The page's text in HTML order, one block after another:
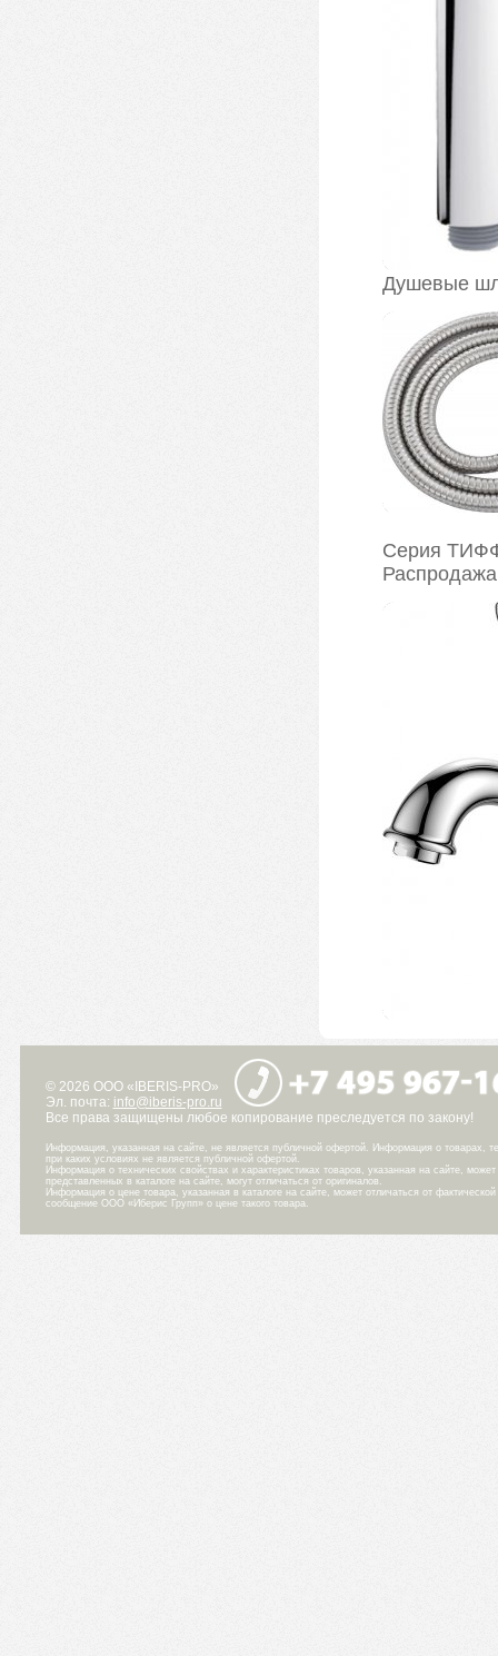
Душевые
Серия
Распродажа
© 2026 ООО «IBERIS-PRO»
Эл. почта: info@iberis-pro.ru
Все права защищены любое копирование преследуется по закону!
Информация, указанная на сайте, не является публичной офертой. Информация о товарах,
при каких условиях не является публичной офертой.
Информация о технических свойствах и характеристиках товаров, указанная на сайте,
представленных в каталоге на сайте, могут отличаться от оригиналов.
Информация о цене товара, указанная в каталоге на сайте, может отличаться от
сообщение ООО «Иберис Групп» о цене такого товара.